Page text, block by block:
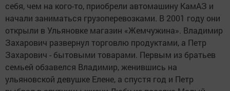
себя, чем на кого-то, приобрели автомашину КамАЗ и
начали заниматься грузоперевозками. В 2001 году они
открыли в Ульяновке магазин «Жемчужина». Владимир
Захарович развернул торговлю продуктами, а Петр
Захарович - бытовыми товарами. Первым из братьев
семьей обзавелся Владимир, женившись на
ульяновской девушке Елене, а спустя год и Петр